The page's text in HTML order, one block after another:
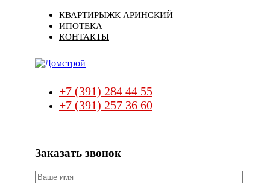
КВАРТИРЫЖК АРИНСКИЙ
ИПОТЕКА
КОНТАКТЫ
+7 (391) 284 44 55
+7 (391) 257 36 60
Заказать звонок